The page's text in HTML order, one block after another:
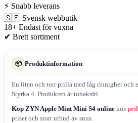
⚡ Snabb leverans
🇸🇪 Svensk webbutik
18+ Endast för vuxna
✔ Brett sortiment
📦 Produktinformation
En liten och torr prilla med låg rinnighet och
Styrka 4. Produkten är tobaksfri.
Köp ZYN Apple Mint Mini S4 online hos
priser och stort utbud av snus.